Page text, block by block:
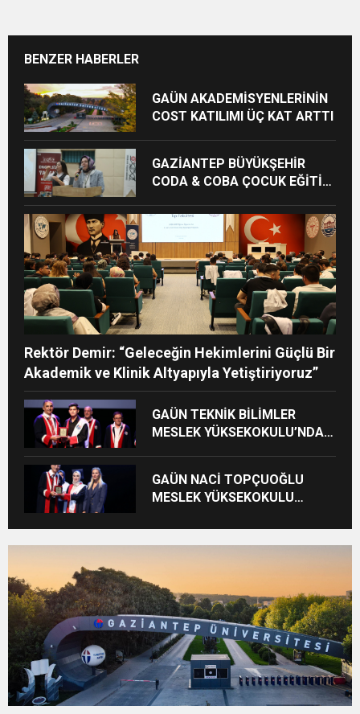
BENZER HABERLER
GAÜN AKADEMİSYENLERİNİN
COST KATILIMI ÜÇ KAT ARTTI
GAZİANTEP BÜYÜKŞEHİR
CODA & COBA ÇOCUK EĞİTİM
HEYECANI
Rektör Demir: “Geleceğin Hekimlerini Güçlü Bir
Akademik ve Klinik Altyapıyla Yetiştiriyoruz”
GAÜN TEKNİK BİLİMLER
MESLEK YÜKSEKOKULU’NDA
GAÜN NACİ TOPÇUOĞLU
MESLEK YÜKSEKOKULU